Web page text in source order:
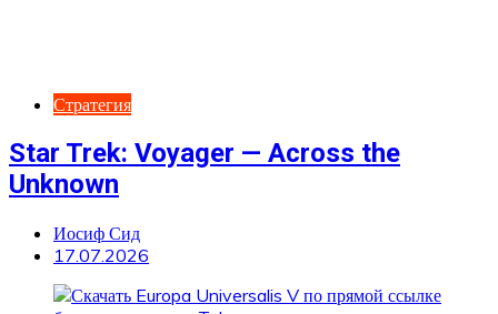
Стратегия
Star Trek: Voyager — Across the
Unknown
Иосиф Сид
17.07.2026